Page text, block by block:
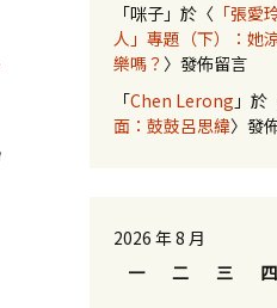
「咪子 」於〈 「張愛
人」專題（下）：她
樂嗎？ 〉發佈留言
「Chen Lerong 」於
面：鼓鼓呂思緯〉發
2026 年 8 月
一
二 三 四